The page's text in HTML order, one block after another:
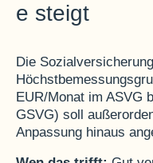
e steigt
Die
EUR/Monat im ASVG
GSVG) soll
Anpassung hinaus